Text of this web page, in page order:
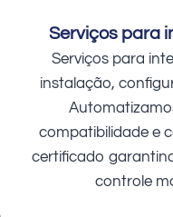
Serviços para
Serviços para
instalação,
compatibilidade e
certificado
controle